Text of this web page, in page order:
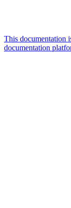
This documentation
documentation